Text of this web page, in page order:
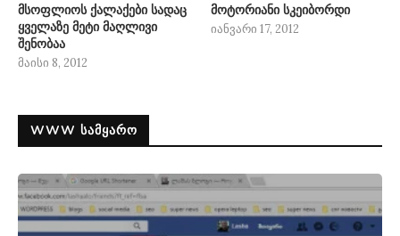
მსოფლიოს ქალაქები სადაც
ყველაზე მეტი მაღლივი
შენობაა
მაისი 8, 2012
მოტორიანი სკეიბორდი
იანვარი 17, 2012
WWW ᲡᲐᲛᲧᲐᲠᲝ